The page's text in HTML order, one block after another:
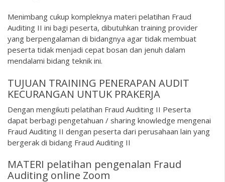
Menimbang cukup kompleknya materi pelatihan Fraud
Auditing II ini bagi peserta, dibutuhkan training provider
yang berpengalaman di bidangnya agar tidak membuat
peserta tidak menjadi cepat bosan dan jenuh dalam
mendalami bidang teknik ini.
TUJUAN TRAINING PENERAPAN AUDIT
KECURANGAN UNTUK PRAKERJA
Dengan mengikuti pelatihan Fraud Auditing II Peserta
dapat berbagi pengetahuan / sharing knowledge mengenai
Fraud Auditing II dengan peserta dari perusahaan lain yang
bergerak di bidang Fraud Auditing II
MATERI pelatihan pengenalan Fraud
Auditing online Zoom